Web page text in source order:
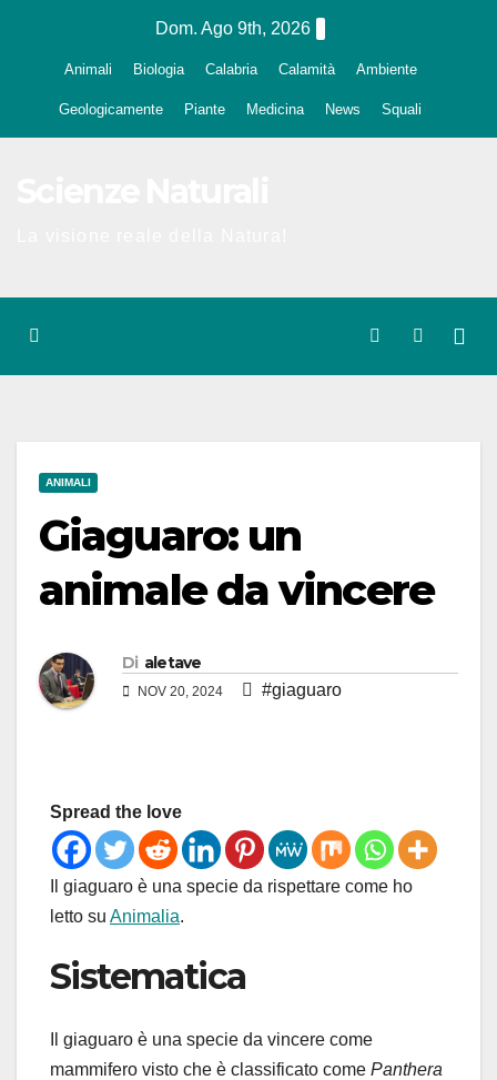
Dom. Ago 9th, 2026
Animali Biologia Calabria Calamità Ambiente
Geologicamente Piante Medicina News Squali
ANIMALI
Giaguaro: un
animale da vincere
Di aletave
NOV 20, 2024 #giaguaro
Spread the love
Il giaguaro è una specie da rispettare come ho
letto su Animalia.
Sistematica
Il giaguaro è una specie da vincere come
mammifero visto che è classificato come Panthera